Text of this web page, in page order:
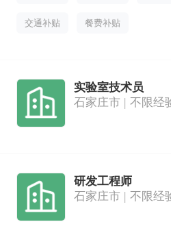
交通补贴 餐费补贴
实验室技术员
石家庄市
不限经
研发工程师
石家庄市
不限经